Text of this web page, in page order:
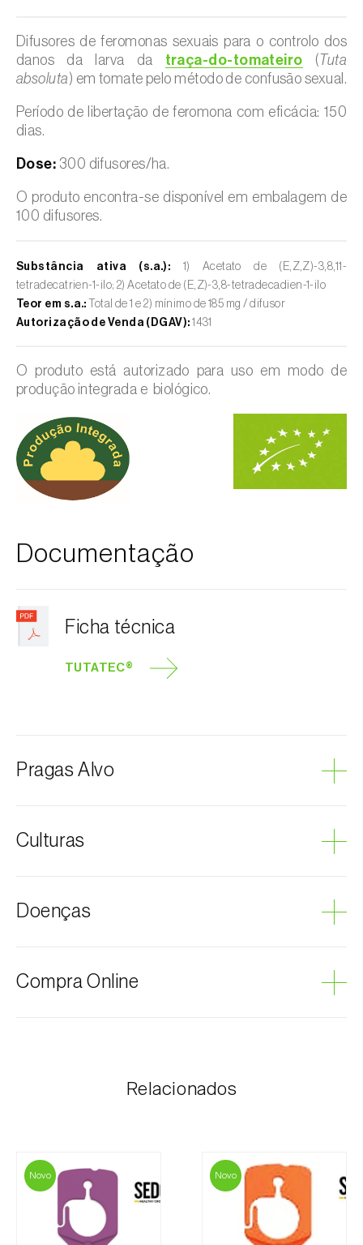
Difusores de feromonas sexuais para o controlo dos
danos da larva da traça-do-tomateiro ( Tuta
absoluta) em tomate pelo método de confusão sexual.
Período de libertação de feromona com eficácia: 150
dias.
Dose: 300 difusores/ha.
O produto encontra-se disponível em embalagem de
100 difusores.
Substância ativa (s.a.): 1) Acetato de (E,Z,Z)-3,8,11-
tetradecatrien-1-ilo; 2) Acetato de (E,Z)-3,8-tetradecadien-1-ilo
Teor em s.a.: Total de 1 e 2) mínimo de 185 mg / difusor
Autorização de Venda (DGAV): 1431
O produto está autorizado para uso em modo de
produção integrada e biológico.
Documentação
Ficha técnica
TUTATEC®
Pragas Alvo
Culturas
Doenças
Compra Online
mais brevemente possível com informação referente
ao valor total da encomenda e dados para
pagamento.
Para qualquer dúvida, contacte-nos:
Relacionados
Novo Novo